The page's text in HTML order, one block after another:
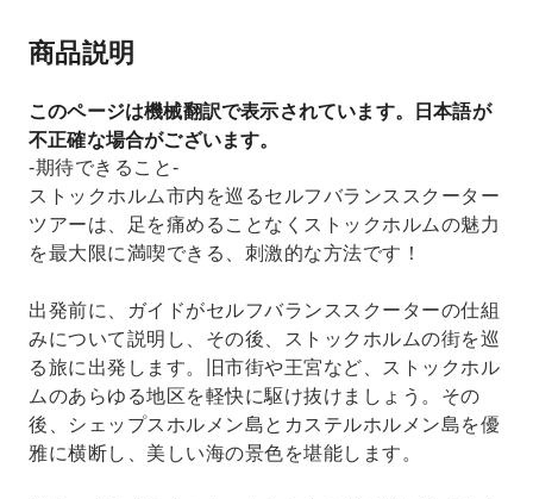
商品説明
このページは機械翻訳で表示されています。日本語が
不正確な場合がございます。
-期待できること-
ストックホルム市内を巡るセルフバランススクーター
ツアーは、足を痛めることなくストックホルムの魅力
を最大限に満喫できる、刺激的な方法です！
出発前に、ガイドがセルフバランススクーターの仕組
みについて説明し、その後、ストックホルムの街を巡
る旅に出発します。旧市街や王宮など、ストックホル
ムのあらゆる地区を軽快に駆け抜けましょう。その
後、シェップスホルメン島とカステルホルメン島を優
雅に横断し、美しい海の景色を堪能します。